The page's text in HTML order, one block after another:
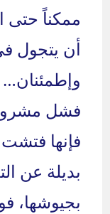
ممكناً حتى
أن يتجول
فشل مشروع
فإنها
بديلة عن
بجيوشها،